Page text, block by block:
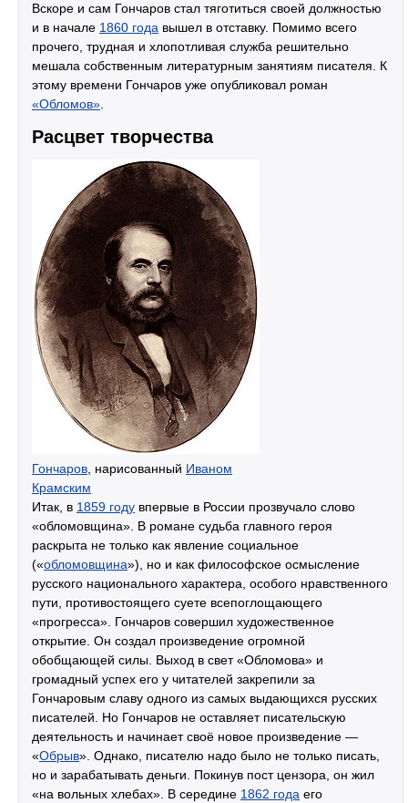
Вскоре и сам Гончаров стал тяготиться своей должностью
и в начале 1860 года вышел в отставку. Помимо всего
прочего, трудная и хлопотливая служба решительно
мешала собственным литературным занятиям писателя. К
этому времени Гончаров уже опубликовал роман
«Обломов»
Расцвет творчества
Гончаров , нарисованный Иваном
Крамским
Итак, в 1859 году впервые в России прозвучало слово
«обломовщина». В романе судьба главного героя
раскрыта не только как явление социальное
(«обломовщина»), но и как философское осмысление
русского национального характера, особого нравственного
пути, противостоящего суете всепоглощающего
«прогресса». Гончаров совершил художественное
открытие. Он создал произведение огромной
обобщающей силы. Выход в свет «Обломова» и
громадный успех его у читателей закрепили за
Гончаровым славу одного из самых выдающихся русских
писателей. Но Гончаров не оставляет писательскую
деятельность и начинает своё новое произведение —
«Обрыв». Однако, писателю надо было не только писать,
но и зарабатывать деньги. Покинув пост цензора, он жил
«на вольных хлебах». В середине 1862 года его